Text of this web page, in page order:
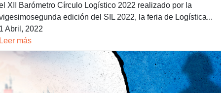
XII Barómetro Círculo Logístico 2022 realizado por la
edición del SIL 2022, la feria de Logística...
Abril, 2022
más